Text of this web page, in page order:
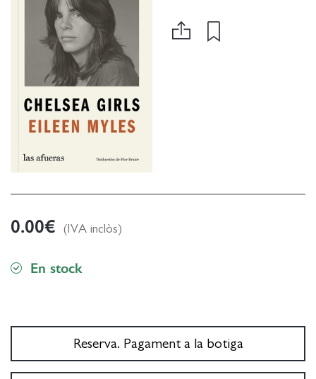
0.00€ (IVA inclòs)
En stock
Reserva. Pagament a la botiga